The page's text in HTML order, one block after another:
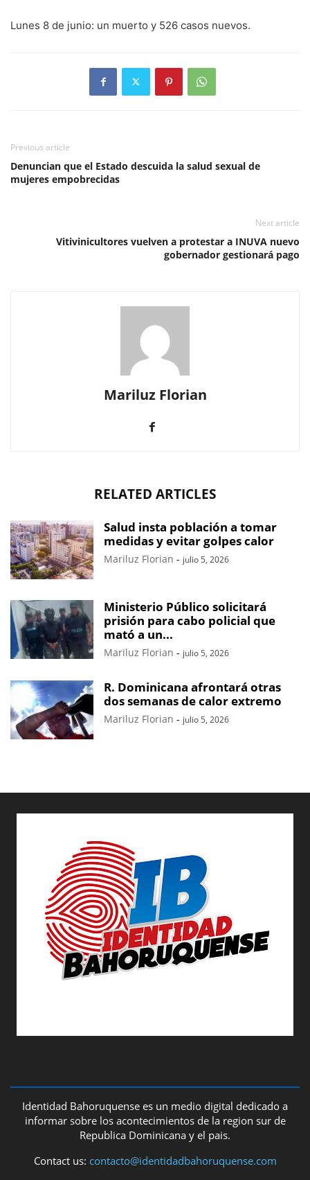
Lunes 8 de junio: un muerto y 526 casos nuevos.
Previous article
Denuncian que el Estado descuida la salud sexual de
mujeres empobrecidas
Next article
Vitivinicultores vuelven a protestar a INUVA nuevo
gobernador gestionará pago
Mariluz Florian
RELATED ARTICLES
Salud insta población a tomar
medidas y evitar golpes calor
Mariluz Florian - julio 5, 2026
Ministerio Público solicitará
prisión para cabo policial que
mató a un...
Mariluz Florian - julio 5, 2026
R. Dominicana afrontará otras
dos semanas de calor extremo
Mariluz Florian - julio 5, 2026
Identidad Bahoruquense es un medio digital dedicado a
informar sobre los acontecimientos de la region sur de
Republica Dominicana y el pais.
Contact us: contacto@identidadbahoruquense.com